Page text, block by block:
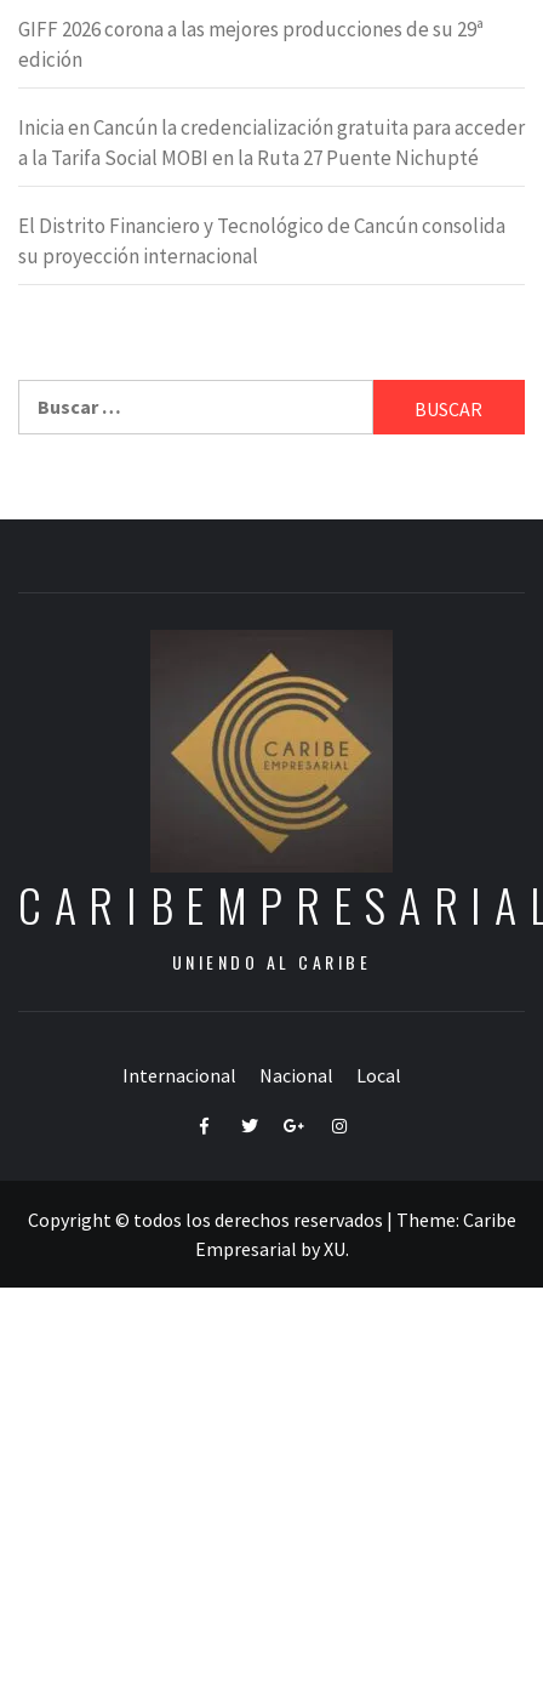
GIFF 2026 corona a las mejores producciones de su 29ª
edición
Inicia en Cancún la credencialización gratuita para acceder
a la Tarifa Social MOBI en la Ruta 27 Puente Nichupté
El Distrito Financiero y Tecnológico de Cancún consolida
su proyección internacional
UNIENDO AL CARIBE
Internacional Nacional Local
FacebookTwitterGoogle+Instagram
Copyright © todos los derechos reservados | Theme: Caribe
Empresarial byXU.